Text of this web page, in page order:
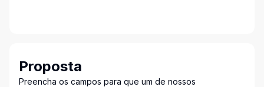
Proposta
Preencha os campos para que um de nossos